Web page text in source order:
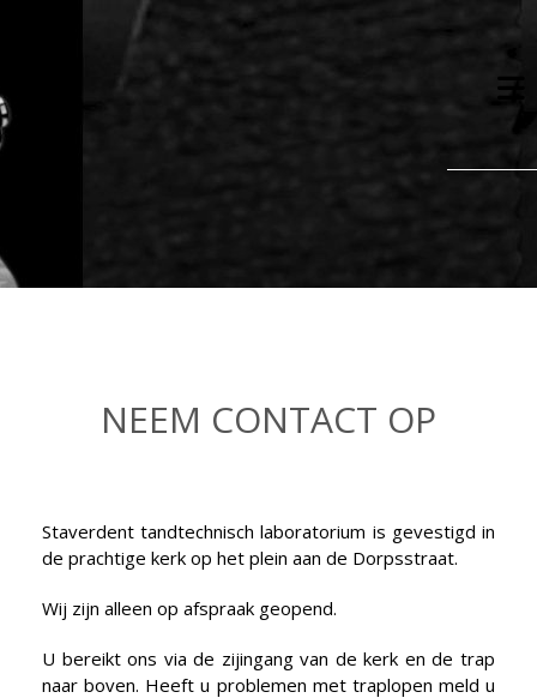
NEEM CONTACT OP
Staverdent tandtechnisch laboratorium is gevestigd in
de prachtige kerk op het plein aan de Dorpsstraat.
Wij zijn alleen op afspraak geopend.
U bereikt ons via de zijingang van de kerk en de trap
naar boven. Heeft u problemen met traplopen meld u